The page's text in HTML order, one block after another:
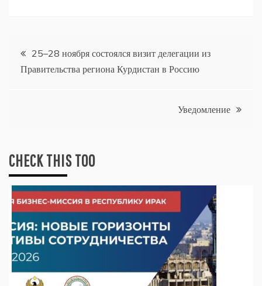
Навигация
по
25–28 ноября состоялся визит делегации из
Правительства региона Курдистан в Россию
Уведомление
CHECK THIS TOO